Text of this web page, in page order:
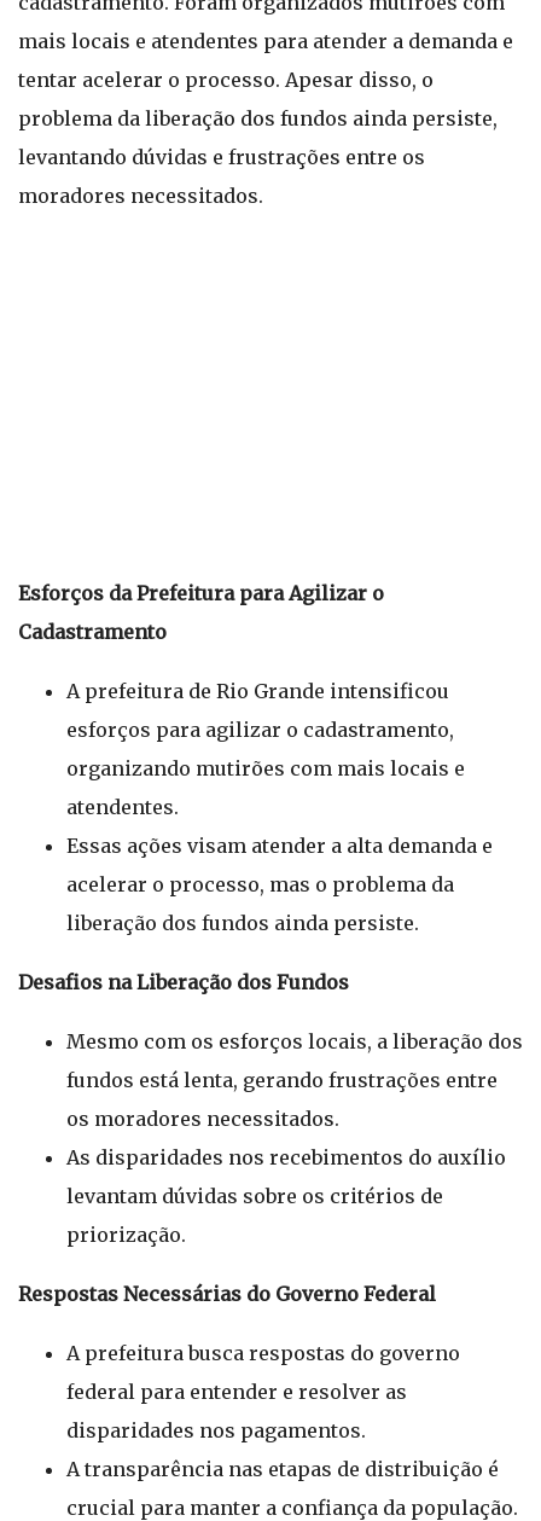
mais locais e atendentes para atender a demanda e
tentar acelerar o processo. Apesar disso, o
problema da liberação dos fundos ainda persiste,
levantando dúvidas e frustrações entre os
moradores necessitados.
Esforços da Prefeitura para Agilizar o
Cadastramento
A prefeitura de Rio Grande intensificou
esforços para agilizar o cadastramento,
organizando mutirões com mais locais e
atendentes.
Essas ações visam atender a alta demanda e
acelerar o processo, mas o problema da
liberação dos fundos ainda persiste.
Desafios na Liberação dos Fundos
Mesmo com os esforços locais, a liberação dos
fundos está lenta, gerando frustrações entre
os moradores necessitados.
As disparidades nos recebimentos do auxílio
levantam dúvidas sobre os critérios de
priorização.
Respostas Necessárias do Governo Federal
A prefeitura busca respostas do governo
federal para entender e resolver as
disparidades nos pagamentos.
A transparência nas etapas de distribuição é
crucial para manter a confiança da população.